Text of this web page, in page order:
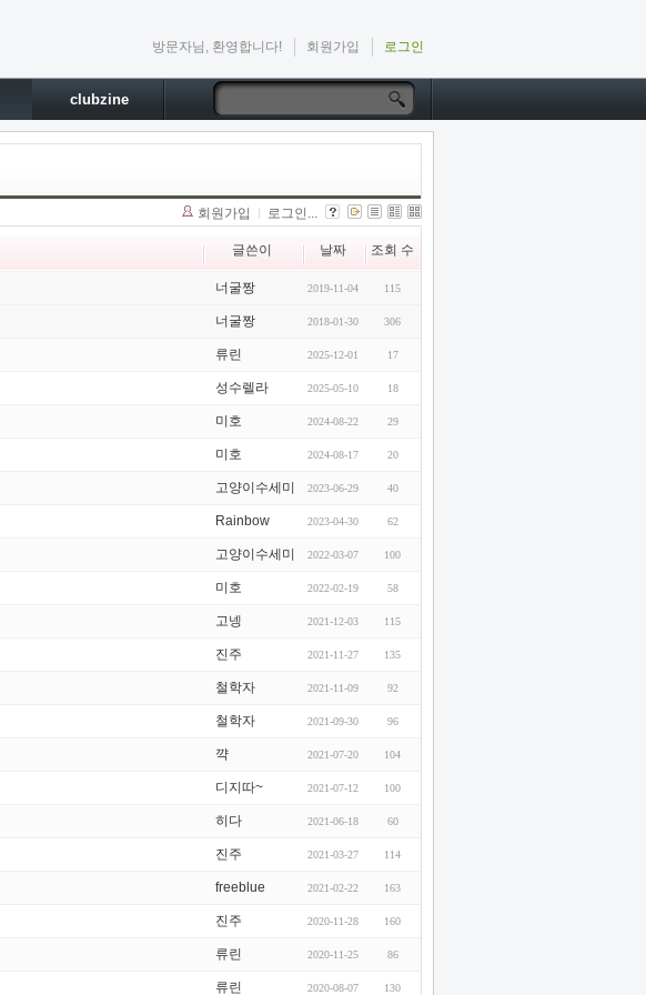
방문자님, 환영합니다! 회원가입 로그인
clubzine
회원가입 로그인...
글쓴이 날짜 조회 수
너굴짱 2019-11-04 115
너굴짱 2018-01-30 306
류린 2025-12-01 17
성수렐라 2025-05-10 18
미호 2024-08-22 29
미호 2024-08-17 20
고양이수세미 2023-06-29 40
Rainbow 2023-04-30 62
고양이수세미 2022-03-07 100
미호 2022-02-19 58
고넹 2021-12-03 115
진주 2021-11-27 135
철학자 2021-11-09 92
철학자 2021-09-30 96
꺅 2021-07-20 104
디지따~ 2021-07-12 100
히다 2021-06-18 60
진주 2021-03-27 114
freeblue 2021-02-22 163
진주 2020-11-28 160
류린 2020-11-25 86
류린 2020-08-07 130